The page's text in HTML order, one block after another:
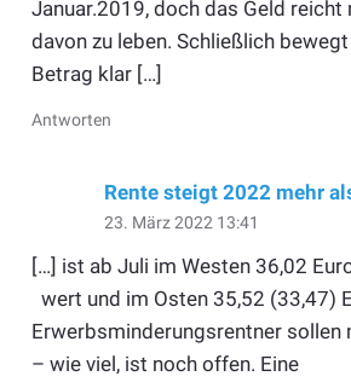
Januar.2019, doch das Geld reicht
davon zu leben. Schließlich
Betrag klar […]
Antworten
Rente steigt 2022 mehr
23. März 2022 13:41
[…] ist ab Juli im Westen 36,02
wert und im Osten 35,52 (33,47)
Erwerbsminderungsrentner sollen
– wie viel, ist noch offen. Eine